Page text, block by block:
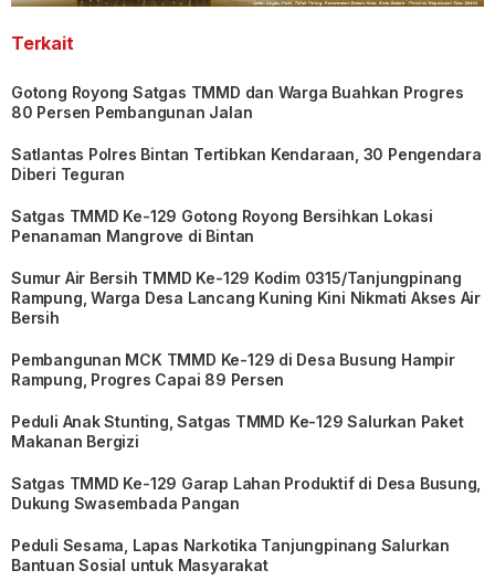
Terkait
Gotong Royong Satgas TMMD dan Warga Buahkan Progres
80 Persen Pembangunan Jalan
Satlantas Polres Bintan Tertibkan Kendaraan, 30 Pengendara
Diberi Teguran
Satgas TMMD Ke-129 Gotong Royong Bersihkan Lokasi
Penanaman Mangrove di Bintan
Sumur Air Bersih TMMD Ke-129 Kodim 0315/Tanjungpinang
Rampung, Warga Desa Lancang Kuning Kini Nikmati Akses Air
Bersih
Pembangunan MCK TMMD Ke-129 di Desa Busung Hampir
Rampung, Progres Capai 89 Persen
Peduli Anak Stunting, Satgas TMMD Ke-129 Salurkan Paket
Makanan Bergizi
Satgas TMMD Ke-129 Garap Lahan Produktif di Desa Busung,
Dukung Swasembada Pangan
Peduli Sesama, Lapas Narkotika Tanjungpinang Salurkan
Bantuan Sosial untuk Masyarakat